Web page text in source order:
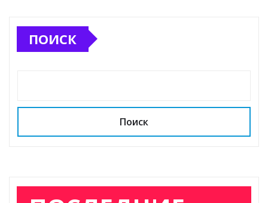
n
o
ss
ki
at
s
p
e
и
ь
ПОИСК
Поиск